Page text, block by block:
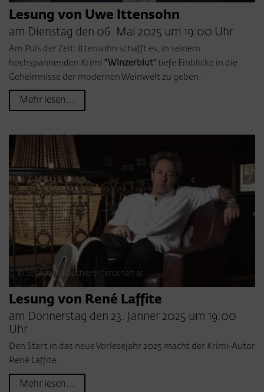
Lesung von Uwe Ittensohn
am Dienstag den 06. Mai 2025 um 19:00 Uhr
Am Puls der Zeit: Ittensohn schafft es, in seinem
hochspannenden Krimi "Winzerblut" tiefe Einblicke in die
Geheimnisse der modernen Weinwelt zu geben.
Mehr lesen...
© Sebastian Räuchle/tiefenscharf.at
Lesung von René Laffite
am Donnerstag den 23. Jänner 2025 um 19:00
Uhr
Den Start in das neue Vorlesejahr 2025 macht der Krimi-Autor
René Laffite.
Mehr lesen...